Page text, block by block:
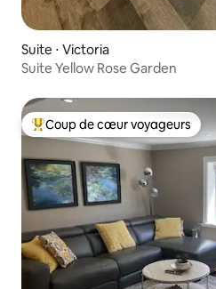
Suite ⋅ Victoria
Suite Yellow Rose Garden
Coups de cœur voyageurs les
Coup de cœur voyageurs